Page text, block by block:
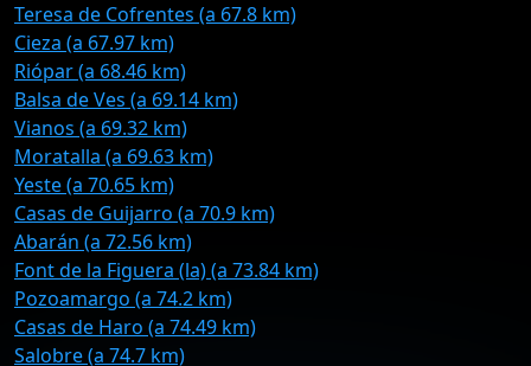
Teresa de Cofrentes (a 67.8 km)
Cieza (a 67.97 km)
Riópar (a 68.46 km)
Balsa de Ves (a 69.14 km)
Vianos (a 69.32 km)
Moratalla (a 69.63 km)
Yeste (a 70.65 km)
Casas de Guijarro (a 70.9 km)
Abarán (a 72.56 km)
Font de la Figuera (la) (a 73.84 km)
Pozoamargo (a 74.2 km)
Casas de Haro (a 74.49 km)
Salobre (a 74.7 km)